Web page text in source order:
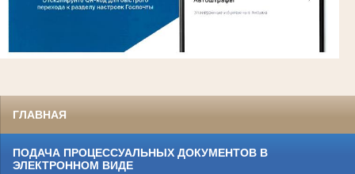
ГЛАВНАЯ
ПОДАЧА ПРОЦЕССУАЛЬНЫХ ДОКУМЕНТОВ В
ЭЛЕКТРОННОМ ВИДЕ